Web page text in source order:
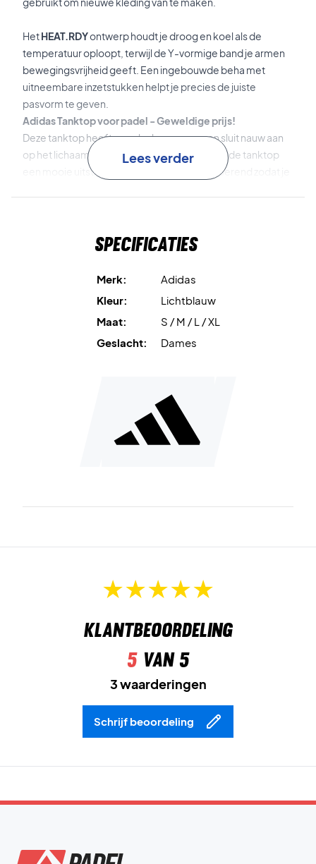
HetHEAT.RDYontwerp houdt je droog en koel als de
temperatuur oploopt, terwijl de Y-vormige band je armen
bewegingsvrijheid geeft. Een ingebouwde beha met
uitneembare inzetstukken helpt je precies de juiste
pasvorm te geven.
Adidas Tanktop voor padel - Geweldige prijs!
Deze tanktop heeft een slanke pasvorm en sluit nauw aan
op het lichaam. De mooie blauwe kleur geeft de tanktop
een mooie uitstraling en de stof is vochtafvoerend zodat je
Materiaal: 100% gerecycled polyester mesh
Lees verder
Specificaties
Merk:
Adidas
Kleur:
Lichtblauw
Maat:
S / M / L / XL
Geslacht:
Dames
Klantbeoordeling
5van 5
3 waarderingen
Schrijf beoordeling